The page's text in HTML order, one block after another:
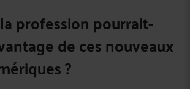
profession pourrait-
de ces nouveaux
?